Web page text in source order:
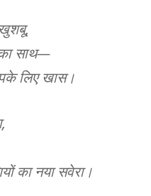
साथ—
लिए खास।
का नया सवेरा।